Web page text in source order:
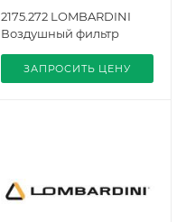
2175.272 LOMBARDINI
Воздушный фильтр
ЗАПРОСИТЬ ЦЕНУ